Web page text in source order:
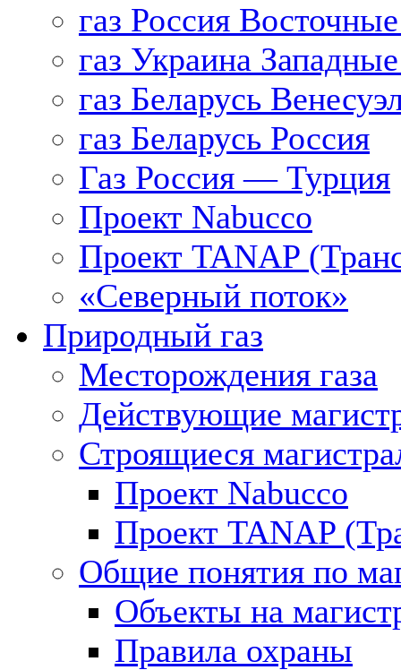
газ Россия
газ Украина
газ Беларусь
газ Беларусь Россия
Газ Россия — Турция
Проект Nabucco
Проект TANAP
«Северный поток»
Природный газ
Месторождения газа
Действующие
Строящиеся
Проект Nabucco
Проект TANAP
Общие понятия по
Объекты на
Правила охраны